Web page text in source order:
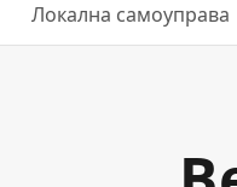
Локална самоуправа